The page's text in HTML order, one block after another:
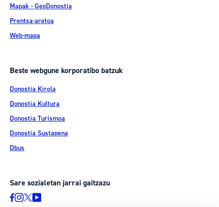
Mapak - GeoDonostia
Prentsa-aretoa
Web-mapa
Beste webgune korporatibo batzuk
Donostia Kirola
Donostia Kultura
Donostia Turismoa
Donostia Sustapena
Dbus
Sare sozialetan jarrai gaitzazu